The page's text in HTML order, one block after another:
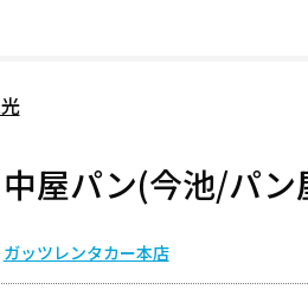
中屋パン(今池/パン
ガッツレンタカー本店